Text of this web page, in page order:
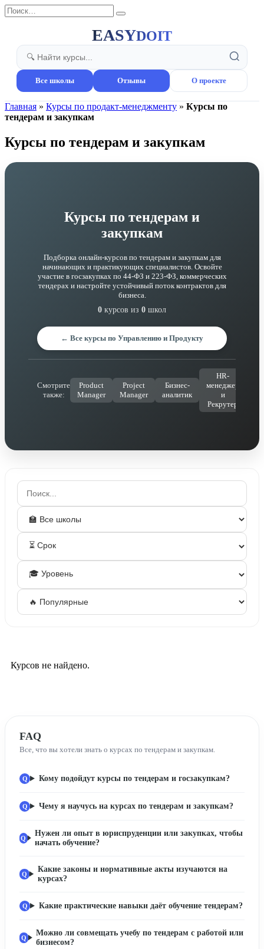
Перейти
к
Search
for:
EASYDOIT
Все школы Отзывы О проекте
Главная » Курсы по продакт-менеджменту » Курсы по
тендерам и закупкам
Курсы по тендерам и закупкам
Курсы по тендерам и
закупкам
Подборка онлайн-курсов по тендерам и закупкам для
начинающих и практикующих специалистов. Освойте
участие в госзакупках по 44-ФЗ и 223-ФЗ, коммерческих
тендерах и настройте устойчивый поток контрактов для
бизнеса.
0 курсов из 0 школ
← Все курсы по Управлению и Продукту
Смотрите
также:
Product
Manager
Project
Manager
Бизнес-
аналитик
HR-
менеджер
и
Рекрутер
Курсов не найдено.
FAQ
Все, что вы хотели знать о курсах по тендерам и закупкам.
Кому подойдут курсы по тендерам и госзакупкам?
Чему я научусь на курсах по тендерам и закупкам?
Нужен ли опыт в юриспруденции или закупках, чтобы
начать обучение?
Какие законы и нормативные акты изучаются на
курсах?
Какие практические навыки даёт обучение тендерам?
Можно ли совмещать учебу по тендерам с работой или
бизнесом?